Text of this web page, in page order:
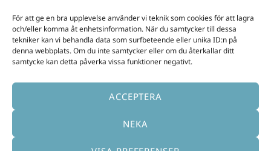
För att ge en bra upplevelse använder vi teknik som cookies för att lagra
och/eller komma åt enhetsinformation. När du samtycker till dessa
tekniker kan vi behandla data som surfbeteende eller unika ID:n på
denna webbplats. Om du inte samtycker eller om du återkallar ditt
samtycke kan detta påverka vissa funktioner negativt.
ACCEPTERA
NEKA
Mobil:+46 70 299 3331
E-Post:ulrika@akashainspiratoren.se
SOCIAL MEDIA